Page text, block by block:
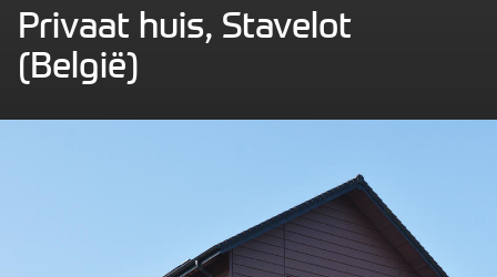
Privaat huis, Stavelot
(België)